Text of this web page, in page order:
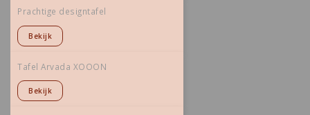
Prachtige designtafel
Bekijk
Tafel Arvada XOOON
Bekijk